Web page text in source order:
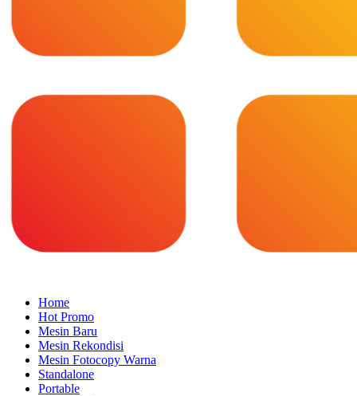
Home
Hot Promo
Mesin Baru
Mesin Rekondisi
Mesin Fotocopy Warna
Standalone
Portable